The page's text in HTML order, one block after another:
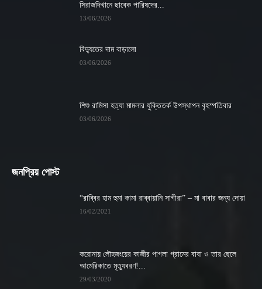
সিরাজদিখানে ছাবেক পারিষদের...
13/06/2026
বিদ্যুতের দাম বাড়ালো
03/06/2026
শিশু রামিসা হত্যা মামলার যুক্তিতর্ক উপস্থাপন বৃহস্পতিবার
03/06/2026
জনপ্রিয় পোস্ট
“রাব্বির হাম হুমা কামা রাব্বায়ানি সাগীরা” – মা বাবার জন্য দোয়া
16/02/2021
করোনায় লৌহজংয়ের কাজীর পাগলা গ্রামের বাবা ও তার ছেলে
আমেরিকাতে মৃত্যুবরণ!...
29/03/2020